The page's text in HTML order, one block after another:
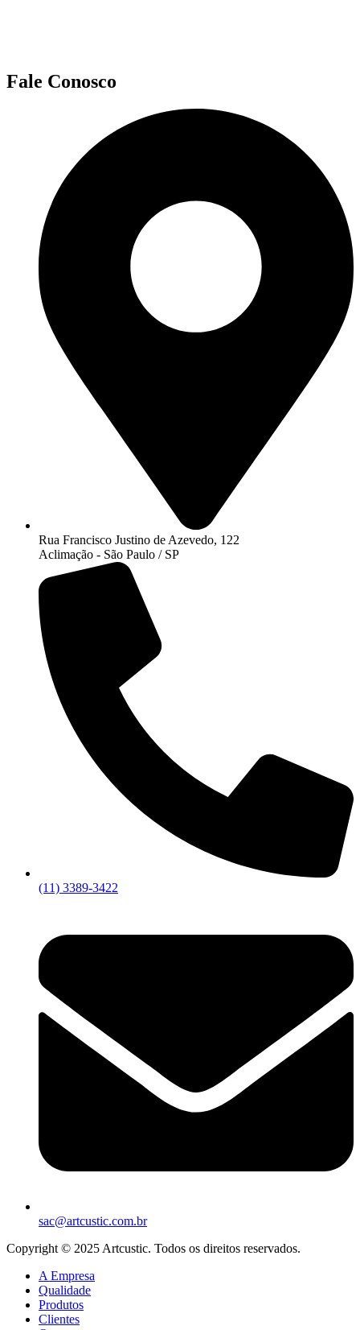
Fale Conosco
Rua Francisco Justino de Azevedo, 122
Aclimação - São Paulo / SP
(11) 3389-3422
sac@artcustic.com.br
Copyright © 2025 Artcustic. Todos os direitos reservados.
A Empresa
Qualidade
Produtos
Clientes